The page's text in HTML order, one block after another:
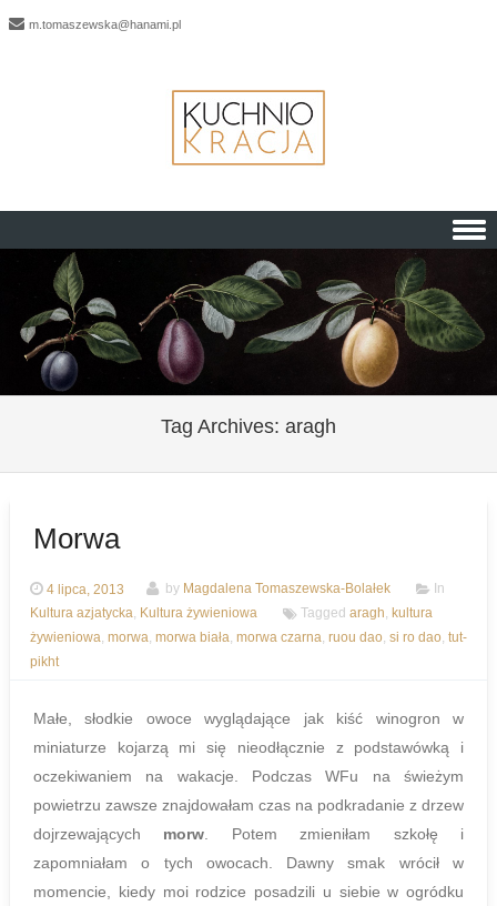
m.tomaszewska@hanami.pl
Skip to content
Tag Archives: aragh
Morwa
4 lipca, 2013 by Magdalena Tomaszewska-Bolałek
In
Kultura azjatycka, Kultura żywieniowa Tagged aragh, kultura
żywieniowa, morwa, morwa biała, morwa czarna, ruou dao, si ro dao, tut-
pikht
Małe, słodkie owoce wyglądające jak kiść winogron w
miniaturze kojarzą mi się nieodłącznie z podstawówką i
oczekiwaniem na wakacje. Podczas WFu na świeżym
powietrzu zawsze znajdowałam czas na podkradanie z drzew
dojrzewających morw. Potem zmieniłam szkołę i
zapomniałam o tych owocach. Dawny smak wrócił w
momencie, kiedy moi rodzice posadzili u siebie w ogródku